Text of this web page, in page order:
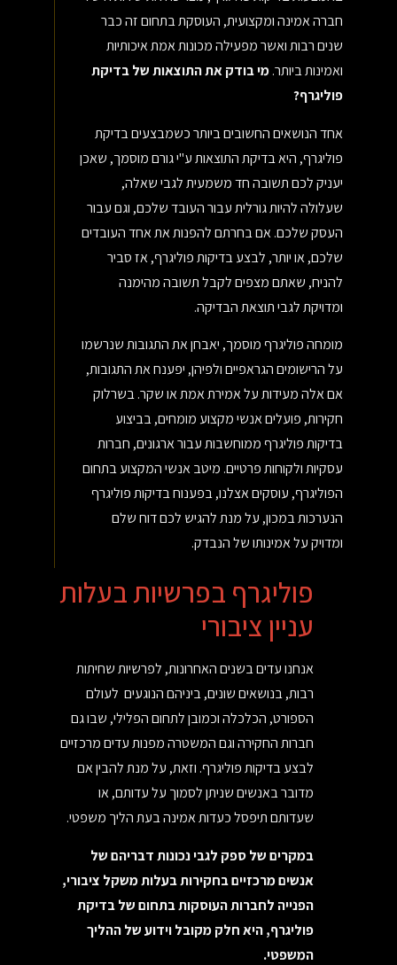
חברה אמינה ומקצועית, העוסקת בתחום זה כבר
שנים רבות ואשר מפעילה מכונות אמת איכותיות
ואמינות ביותר.מי בודק את התוצאות של בדיקת
פוליגרף?
אחד הנושאים החשובים ביותר כשמבצעים בדיקת
פוליגרף, היא בדיקת התוצאות ע"י גורם מוסמך, שאכן
יעניק לכם תשובה חד משמעית לגבי שאלה,
שעלולה להיות גורלית עבור העובד שלכם, וגם עבור
העסק שלכם. אם בחרתם להפנות את אחד העובדים
שלכם, או יותר, לבצע בדיקות פוליגרף, אז סביר
להניח, שאתם מצפים לקבל תשובה מהימנה
ומדויקת לגבי תוצאת הבדיקה.
מומחה פוליגרף מוסמך, יאבחן את התגובות שנרשמו
על הרישומים הגראפיים ולפיהן, יפענח את התגובות,
אם אלה מעידות על אמירת אמת או שקר. בשרלוק
חקירות, פועלים אנשי מקצוע מומחים, בביצוע
בדיקות פוליגרף ממוחשבות עבור ארגונים, חברות
עסקיות ולקוחות פרטיים. מיטב אנשי המקצוע בתחום
הפוליגרף, עוסקים אצלנו, בפענוח בדיקות פוליגרף
הנערכות במכון, על מנת להגיש לכם דוח שלם
ומדויק על אמינותו של הנבדק.
פוליגרף בפרשיות בעלות
עניין ציבורי
אנחנו עדים בשנים האחרונות, לפרשיות שחיתות
רבות, בנושאים שונים, ביניהם הנוגעים לעולם
הספורט, הכלכלה וכמובן לתחום הפלילי, שבו גם
חברות החקירה וגם המשטרה מפנות עדים מרכזיים
לבצע בדיקות פוליגרף. וזאת, על מנת להבין אם
מדובר באנשים שניתן לסמוך על עדותם, או
שעדותם תיפסל כעדות אמינה בעת הליך משפטי.
במקרים של ספק לגבי נכונות דבריהם של
אנשים מרכזיים בחקירות בעלות משקל ציבורי,
הפנייה לחברות העוסקות בתחום של בדיקת
פוליגרף, היא חלק מקובל וידוע של ההליך
המשפטי.